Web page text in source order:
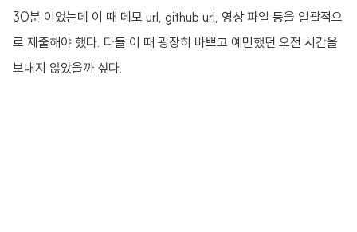
30분 이었는데 이 때 데모 url, github url, 영상 파일 등을 일괄적으
로 제출해야 했다. 다들 이 때 굉장히 바쁘고 예민했던 오전 시간을
보내지 않았을까 싶다.